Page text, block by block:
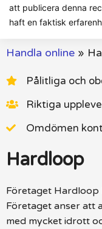
att publicera denna
haft en faktisk
Handla online »
Pålitliga och
Riktiga
Omdömen
Hardloop
Företaget Hardloop
Företaget anser att
med mycket idrott